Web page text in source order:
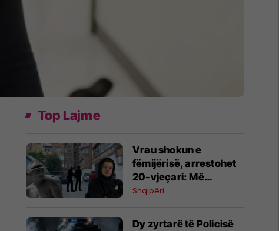
Top Lajme
Vrau shokun e
fëmijërisë, arrestohet
20-vjeçari: Më
ngacmoi të dashurën
Shqipëri
Dy zyrtarë të Policisë